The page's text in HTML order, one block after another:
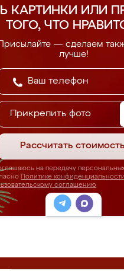
КАРТИНКИ ИЛИ
ТОГО, ЧТО
Присылайте — сделаем
лучше!
Прикрепить фото
Рассчитать стоимость
на передачу
Политике конфиденциальности
соглашению